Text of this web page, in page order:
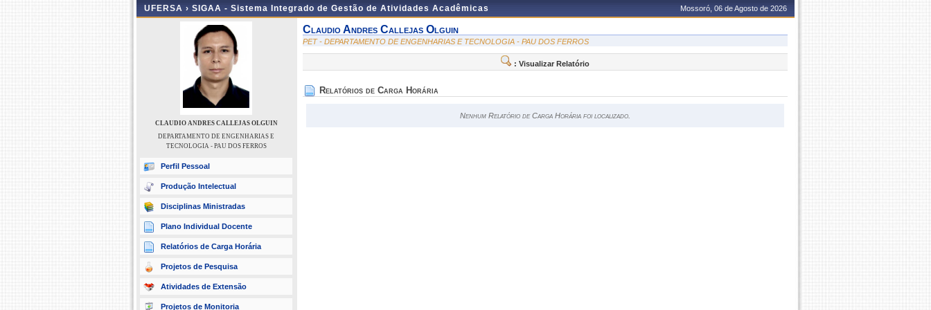
UFERSA › SIGAA - Sistema Integrado de Gestão de Atividades Acadêmicas Mossoró, 06 de Agosto de 2026
CLAUDIO ANDRES CALLEJAS OLGUIN
DEPARTAMENTO DE ENGENHARIAS E
TECNOLOGIA - PAU DOS FERROS
Perfil Pessoal
Produção Intelectual
Disciplinas Ministradas
Plano Individual Docente
Relatórios de Carga Horária
Projetos de Pesquisa
Atividades de Extensão
Projetos de Monitoria
Claudio Andres Callejas Olguin
PET - DEPARTAMENTO DE ENGENHARIAS E TECNOLOGIA - PAU DOS FERROS
: Visualizar Relatório
Relatórios de Carga Horária
Nenhum Relatório de Carga Horária foi localizado.